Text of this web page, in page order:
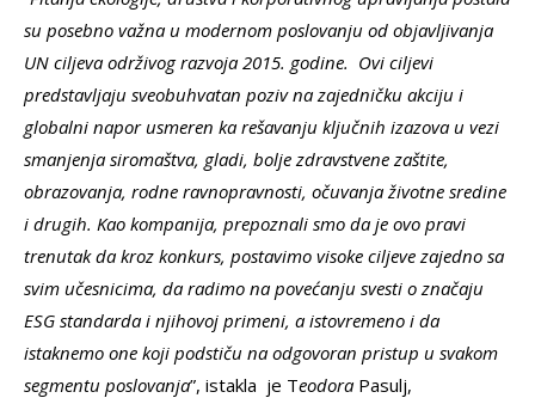
su posebno važna u modernom poslovanju od objavljivanja
UN ciljeva održivog razvoja 2015. godine. Ovi ciljevi
predstavljaju sveobuhvatan poziv na zajedničku akciju i
globalni napor usmeren ka rešavanju ključnih izazova u vezi
smanjenja siromaštva, gladi, bolje zdravstvene zaštite,
obrazovanja, rodne ravnopravnosti, očuvanja životne sredine
i drugih. Kao kompanija, prepoznali smo da je ovo pravi
trenutak da kroz konkurs, postavimo visoke ciljeve zajedno sa
svim učesnicima, da radimo na povećanju svesti o značaju
ESG standarda i njihovoj primeni, a istovremeno i da
istaknemo one koji podstiču na odgovoran pristup u svakom
segmentu poslovanja”, istakla je Teodora Pasulj,